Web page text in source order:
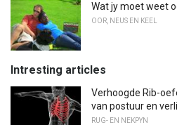
Wat jy moet weet
OOR, NEUS EN KEEL
Intresting articles
Verhoogde Rib-
van postuur en
RUG- EN NEKPYN